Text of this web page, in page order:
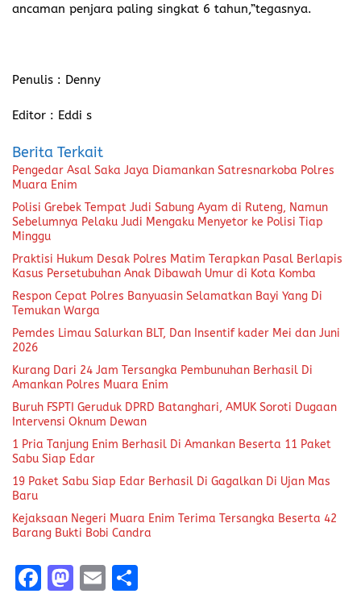
ancaman penjara paling singkat 6 tahun,”tegasnya.
Penulis : Denny
Editor : Eddi s
Berita Terkait
Pengedar Asal Saka Jaya Diamankan Satresnarkoba Polres
Muara Enim
Polisi Grebek Tempat Judi Sabung Ayam di Ruteng, Namun
Sebelumnya Pelaku Judi Mengaku Menyetor ke Polisi Tiap
Minggu
Praktisi Hukum Desak Polres Matim Terapkan Pasal Berlapis
Kasus Persetubuhan Anak Dibawah Umur di Kota Komba
Respon Cepat Polres Banyuasin Selamatkan Bayi Yang Di
Temukan Warga
Pemdes Limau Salurkan BLT, Dan Insentif kader Mei dan Juni
2026
Kurang Dari 24 Jam Tersangka Pembunuhan Berhasil Di
Amankan Polres Muara Enim
Buruh FSPTI Geruduk DPRD Batanghari, AMUK Soroti Dugaan
Intervensi Oknum Dewan
1 Pria Tanjung Enim Berhasil Di Amankan Beserta 11 Paket
Sabu Siap Edar
19 Paket Sabu Siap Edar Berhasil Di Gagalkan Di Ujan Mas
Baru
Kejaksaan Negeri Muara Enim Terima Tersangka Beserta 42
Barang Bukti Bobi Candra
F
M E